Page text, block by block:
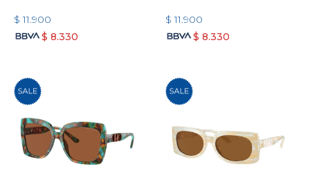
$ 11.900
$ 8.330
$ 11.900
$ 8.330